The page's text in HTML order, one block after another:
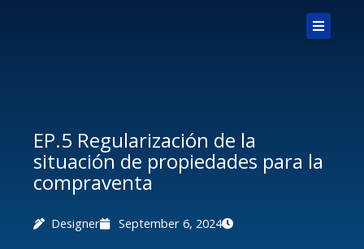
Novedades
Podcasts
Explorar
EP.5 Regularización de la
situación de propiedades para la
compraventa
Designer September 6, 2024